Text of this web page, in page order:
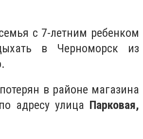
с 7-летним ребенком
в Черноморск из
в районе магазина
по адресу улица Парковая,